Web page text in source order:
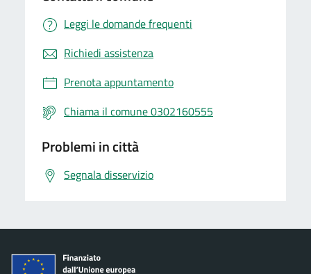
Leggi le domande frequenti
Richiedi assistenza
Prenota appuntamento
Chiama il comune 0302160555
Problemi in città
Segnala disservizio